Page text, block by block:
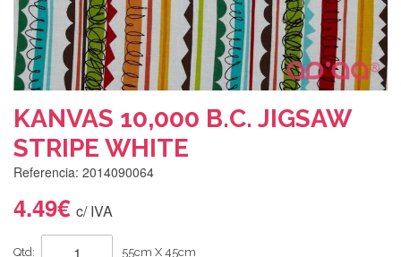
KANVAS 10,000 B.C. JIGSAW
STRIPE WHITE
Referencia: 2014090064
4.49€ c/ IVA
Qtd: 55cm X 45cm